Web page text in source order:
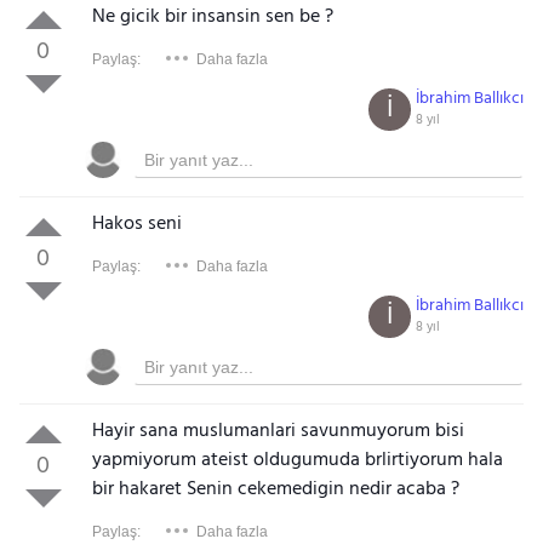
0
Ne gicik bir insansin sen be ?
Paylaş: Daha fazla
İbrahim Ballıkcı
8 yıl
İ
0
Hakos seni
Paylaş: Daha fazla
İbrahim Ballıkcı
8 yıl
İ
0
Hayir sana muslumanlari savunmuyorum bisi
yapmiyorum ateist oldugumuda brlirtiyorum hala
bir hakaret Senin cekemedigin nedir acaba ?
Paylaş: Daha fazla